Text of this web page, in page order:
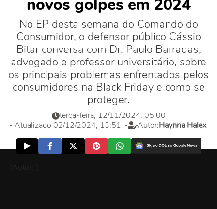
novos golpes em 2024
No EP desta semana do Comando do
Consumidor, o defensor público Cássio
Bitar conversa com Dr. Paulo Barradas,
advogado e professor universitário, sobre
os principais problemas enfrentados pelos
consumidores na Black Friday e como se
proteger.
terça-feira, 12/11/2024, 05:00
- Atualizado 02/12/2024, 13:51 - Autor:Haynna Halex
(Autor: )